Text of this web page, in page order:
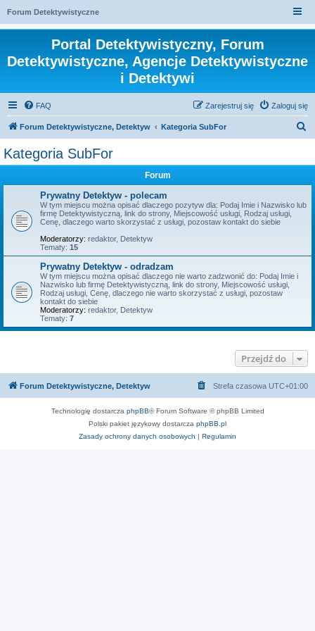
Forum Detektywistyczne
Portal Detektywistyczny, Forum
Detektywistyczne, Agencje Detektywistyczne
i Detektywi
FAQ Zaloguj się
Zarejestruj się
Forum Detektywistyczne, Detektyw Kategoria SubFor
Kategoria SubFor
Forum
Prywatny Detektyw - polecam
W tym miejscu można opisać dlaczego pozytyw dla: Podaj Imie i Nazwisko lub
firmę Detektywistyczną, link do strony, Miejscowość usługi, Rodzaj usługi,
Cenę, dlaczego warto skorzystać z usługi, pozostaw kontakt do siebie
Moderatorzy: redaktor, Detektyw
Tematy: 15
Prywatny Detektyw - odradzam
W tym miejscu można opisać dlaczego nie warto zadzwonić do: Podaj Imie i
Nazwisko lub firmę Detektywistyczną, link do strony, Miejscowość usługi,
Rodzaj usługi, Cenę, dlaczego nie warto skorzystać z usługi, pozostaw
kontakt do siebie
Moderatorzy: redaktor, Detektyw
Tematy: 7
Przejdź do
Forum Detektywistyczne, Detektyw Strefa czasowa UTC+01:00
Technologię dostarcza phpBB® Forum Software © phpBB Limited
Polski pakiet językowy dostarcza phpBB.pl
Zasady ochrony danych osobowych | Regulamin